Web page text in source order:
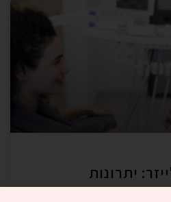
יתרונות